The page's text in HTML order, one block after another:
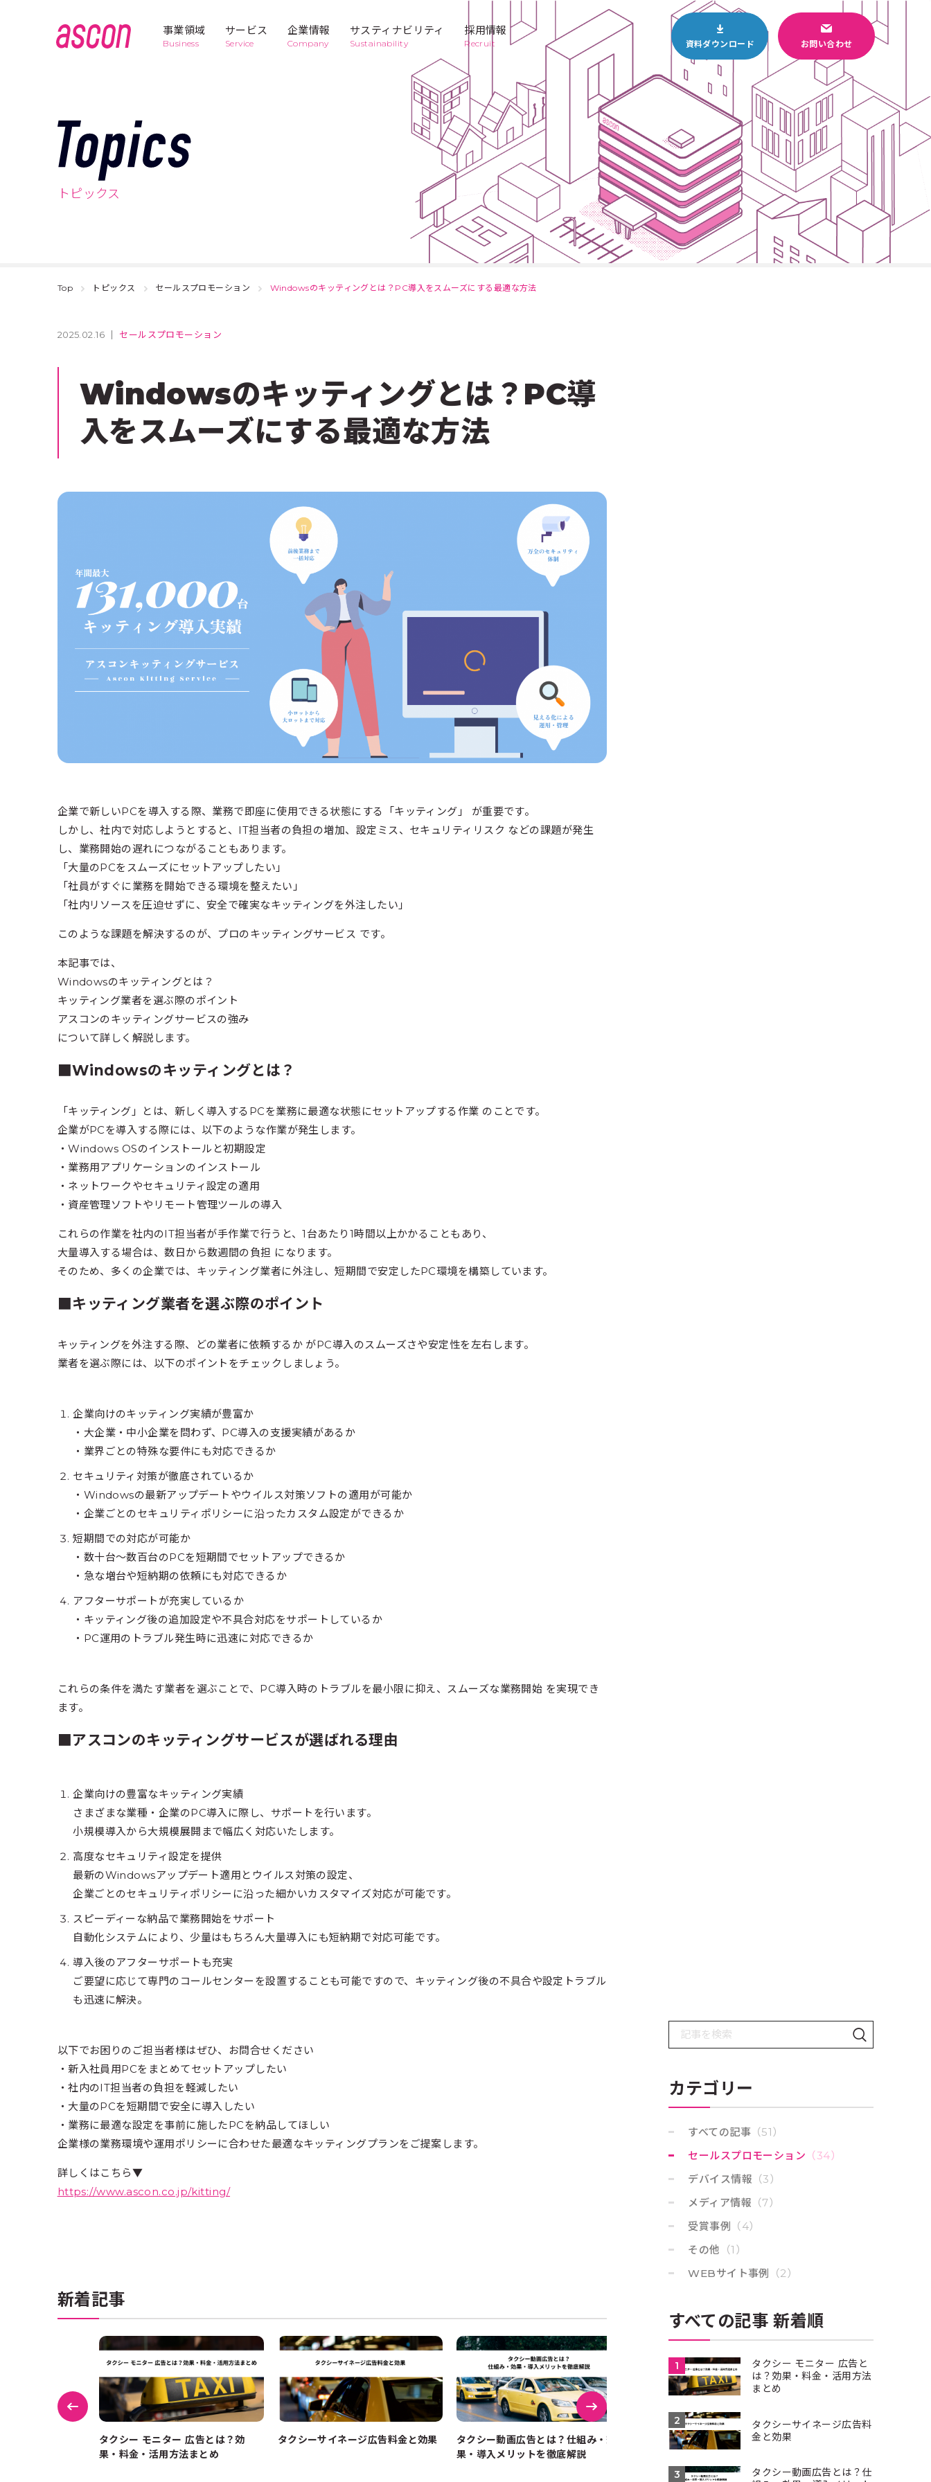
事業領域
Business
ロモーショ
ン
Business
コンテンツ
クリエイテ
Business
システム開
発
Business
メディア
Business 8
ブランド
サービス
Service
to-link
キッティン
グ代行サー
販促のぼり
レンタルマ
ット
ウインク
広告主募集
企業情報
Company
サスティナビリティ
Sustainability
採用情報
Recruit 資料ダウンロード お問い合わせ
T
o
p
c
s
トピックス
Top トピックス セールスプロモーション Windowsのキッティングとは？PC導入をスムーズにする最適な方法
2025.02.16 セールスプロモーション
Windowsのキッティングとは？PC導
入をスムーズにする最適な方法
企業で新しいPCを導入する際、業務で即座に使用できる状態にする「キッティング」 が重要です。
しかし、社内で対応しようとすると、IT担当者の負担の増加、設定ミス、セキュリティリスク などの課題が発生
し、業務開始の遅れにつながることもあります。
「大量のPCをスムーズにセットアップしたい」
「社員がすぐに業務を開始できる環境を整えたい」
「社内リソースを圧迫せずに、安全で確実なキッティングを外注したい」
このような課題を解決するのが、プロのキッティングサービス です。
本記事では、
Windowsのキッティングとは？
キッティング業者を選ぶ際のポイント
アスコンのキッティングサービスの強み
について詳しく解説します。
■Windowsのキッティングとは？
「キッティング」とは、新しく導入するPCを業務に最適な状態にセットアップする作業 のことです。
企業がPCを導入する際には、以下のような作業が発生します。
・Windows OSのインストールと初期設定
・業務用アプリケーションのインストール
・ネットワークやセキュリティ設定の適用
・資産管理ソフトやリモート管理ツールの導入
これらの作業を社内のIT担当者が手作業で行うと、1台あたり1時間以上かかることもあり、
大量導入する場合は、数日から数週間の負担 になります。
そのため、多くの企業では、キッティング業者に外注し、短期間で安定したPC環境を構築しています。
■キッティング業者を選ぶ際のポイント
キッティングを外注する際、どの業者に依頼するか がPC導入のスムーズさや安定性を左右します。
業者を選ぶ際には、以下のポイントをチェックしましょう。
企業向けのキッティング実績が豊富か
・大企業・中小企業を問わず、PC導入の支援実績があるか
・業界ごとの特殊な要件にも対応できるか
セキュリティ対策が徹底されているか
・Windowsの最新アップデートやウイルス対策ソフトの適用が可能か
・企業ごとのセキュリティポリシーに沿ったカスタム設定ができるか
短期間での対応が可能か
・数十台～数百台のPCを短期間でセットアップできるか
・急な増台や短納期の依頼にも対応できるか
アフターサポートが充実しているか
・キッティング後の追加設定や不具合対応をサポートしているか
・PC運用のトラブル発生時に迅速に対応できるか
これらの条件を満たす業者を選ぶことで、PC導入時のトラブルを最小限に抑え、スムーズな業務開始 を実現でき
ます。
■アスコンのキッティングサービスが選ばれる理由
企業向けの豊富なキッティング実績
さまざまな業種・企業のPC導入に際し、サポートを行います。
小規模導入から大規模展開まで幅広く対応いたします。
高度なセキュリティ設定を提供
最新のWindowsアップデート適用とウイルス対策の設定、
企業ごとのセキュリティポリシーに沿った細かいカスタマイズ対応が可能です。
スピーディーな納品で業務開始をサポート
自動化システムにより、少量はもちろん大量導入にも短納期で対応可能です。
導入後のアフターサポートも充実
ご要望に応じて専門のコールセンターを設置することも可能ですので、キッティング後の不具合や設定トラブル
も迅速に解決。
以下でお困りのご担当者様はぜひ、お問合せください
・新入社員用PCをまとめてセットアップしたい
・社内のIT担当者の負担を軽減したい
・大量のPCを短期間で安全に導入したい
・業務に最適な設定を事前に施したPCを納品してほしい
企業様の業務環境や運用ポリシーに合わせた最適なキッティングプランをご提案します。
詳しくはこちら▼
https://www.ascon.co.jp/kitting/
新着記事
タクシー モニター 広告とは？効
果・料金・活用方法まとめ
タクシーサイネージ広告料金と効果
タクシー動画広告とは？仕組み・効
果・導入メリットを徹底解説
インスタントウィンキャンペーンの
対応
索
索
カテゴリー
すべての記事 （51）
セールスプロモーション （34）
デバイス情報 （3）
メディア情報 （7）
受賞事例
（4）
その他 （1）
WEBサイト事例
（2）
すべての記事 新着順
タクシー モニター 広告と
は？効果・料金・活用方法
まとめ
タクシーサイネージ広告料
金と効果
タクシー動画広告とは？仕